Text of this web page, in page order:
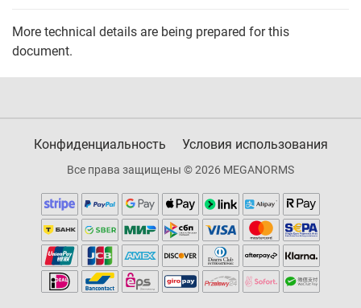
More technical details are being prepared for this
document.
Конфиденциальность Условия использования
Все права защищены © 2026 MEGANORMS